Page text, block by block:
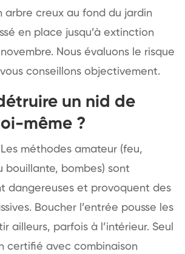
arbre creux au fond du jardin
en place jusqu’à extinction
Nous évaluons le risque
conseillons objectivement.
un nid de
même ?
méthodes amateur (feu,
bouillante, bombes) sont
dangereuses et provoquent des
Boucher l’entrée pousse les
ailleurs, parfois à l’intérieur. Seul
certifié avec combinaison